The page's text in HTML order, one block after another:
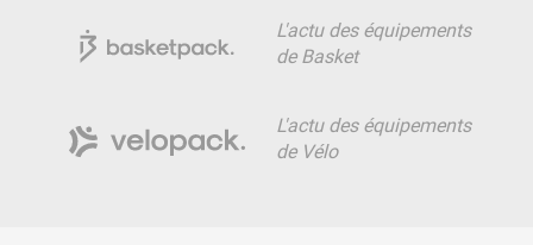
L'actu des équipements
de Basket
L'actu des équipements
de Vélo